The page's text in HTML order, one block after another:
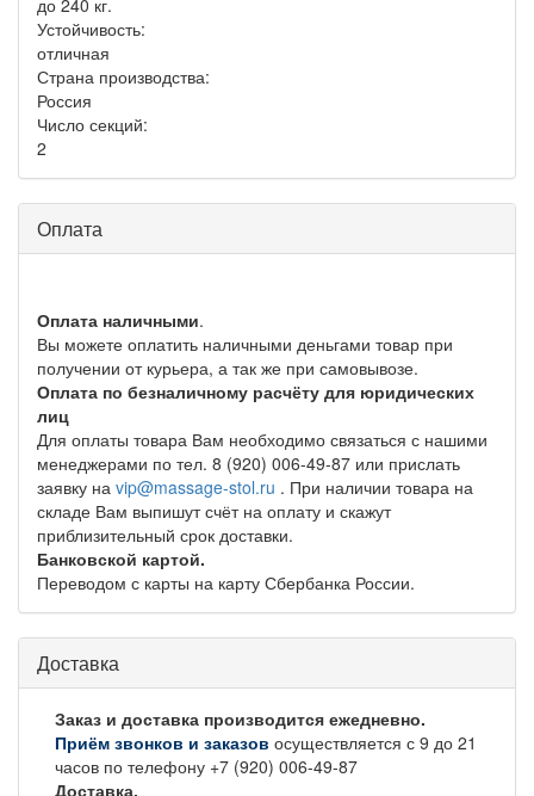
до 240 кг.
Устойчивость:
отличная
Страна производства:
Россия
Число секций:
2
Оплата
Оплата наличными.
Вы можете оплатить наличными деньгами товар при
получении от курьера, а так же при самовывозе.
Оплата по безналичному расчёту для юридических
лиц
Для оплаты товара Вам необходимо связаться с нашими
менеджерами по тел. 8 (920) 006-49-87 или прислать
заявку на vip@massage-stol.ru . При наличии товара на
складе Вам выпишут счёт на оплату и скажут
приблизительный срок доставки.
Банковской картой.
Переводом с карты на карту Сбербанка России.
Доставка
Заказ и доставка производится ежедневно.
Приём звонков и заказов осуществляется с 9 до 21
часов по телефону +7 (920) 006-49-87
Доставка.